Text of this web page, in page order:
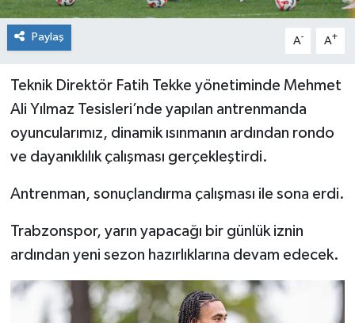
Paylaş A- A+
Teknik Direktör Fatih Tekke yönetiminde Mehmet
Ali Yılmaz Tesisleri’nde yapılan antrenmanda
oyuncularımız, dinamik ısınmanın ardından rondo
ve dayanıklılık çalışması gerçekleştirdi.
Antrenman, sonuçlandırma çalışması ile sona erdi.
Trabzonspor, yarın yapacağı bir günlük iznin
ardından yeni sezon hazırlıklarına devam edecek.